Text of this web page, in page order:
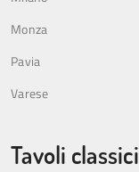
Monza
Pavia
Varese
Tavoli classici